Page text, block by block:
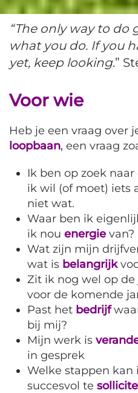
“The only way to do
what you do. If you
yet, keep looking.”
Voor wie
Heb je een vraag over
loopbaan, een vraag
Ik ben op zoek
ik wil (of moet) iets
niet wat.
Waar ben ik
ik nou energie van?
Wat zijn mijn
wat is belangrijk
Zit ik nog wel op de
voor de komende
Past het bedrijf
bij mij?
Mijn werk is
in gesprek
Welke stappen
succesvol te